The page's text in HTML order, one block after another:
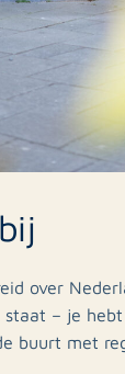
over
– je
buurt met